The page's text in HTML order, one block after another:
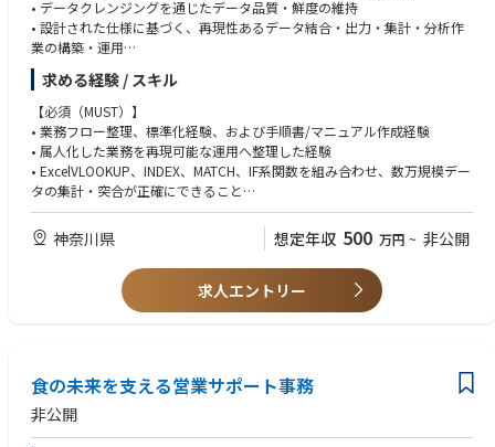
• データクレンジングを通じたデータ品質・鮮度の維持
• 設計された仕様に基づく、再現性あるデータ結合・出力・集計・分析作
業の構築・運用
• 独自ERPやSalesforce (SFDC)を用いたデータクレンジングとデータ保全
• Power BI・RPA等を活用した業務効率化・運用改善
＜仕事内容＞
当社では、長年利用してきた基幹システムを中心に蓄積されたデータを活
用し、業務効率化や顧客体験向上を目的としたDX推進に取り組んでいま
す。
固有データを扱う機会が増えており、
データを正確に抽出・整備・分析し、業務で使える形にする実務体制の強
化を進めています。
データベース設計や活用方針を検討するメンバーと連携しながら業務標準
化をすすめ、「正しく・再現性のあるデータを、必要な形で提供する」こ
＜具体的な業務内容＞
1．データ抽出・結合・集計業務
• 基幹システムや周辺システムからのデータ抽出
求める経験 / スキル
【必須（MUST）】
• 業務フロー整理、標準化経験、および手順書/マニュアル作成経験
• 属人化した業務を再現可能な運用へ整理した経験
• ExcelVLOOKUP、INDEX、MATCH、IF系関数を組み合わせ、数万規模デー
タの集計・突合が正確にできること
• DBとデータテーブルの結合、集計作業の基本理解
• PowerQueryなどのツールを用いたデータ加工（ETL）の実務経験
• PowerBIなどのBIツールを用いた経験
【歓迎（WANT）】
• SQLの利用経験（抽出・集計）
＜求める人物像＞
• 仕組み化することにやりがいを感じる方
神奈川県 想定年収 500 万円 ~ 非公開
求人エントリー
食の未来を支える営業サポート事務
非公開